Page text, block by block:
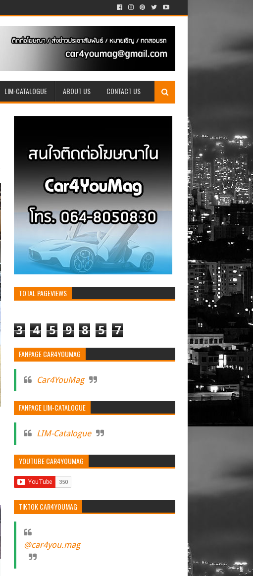
LIM-CATALOGUE ABOUT US CONTACT US
TOTAL PAGEVIEWS
3 4 5 9 8 5 7
FANPAGE CAR4YOUMAG
Car4YouMag
FANPAGE LIM-CATALOGUE
LIM-Catalogue
YOUTUBE CAR4YOUMAG
TIKTOK CAR4YOUMAG
@car4you.mag